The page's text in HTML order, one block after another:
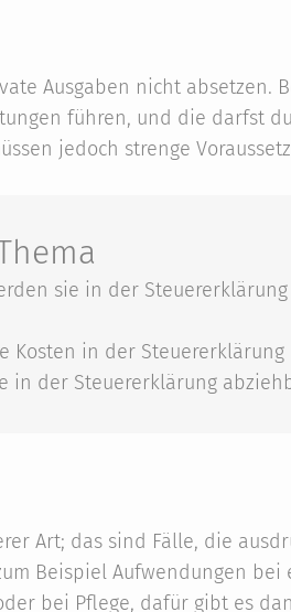
Ausgaben nicht absetzen.
führen, und die darfst
jedoch strenge
sie in der Steuererklärung
Kosten in der Steuererklärung
in der Steuererklärung
Art; das sind Fälle, die
Beispiel Aufwendungen
bei Pflege, dafür gibt es